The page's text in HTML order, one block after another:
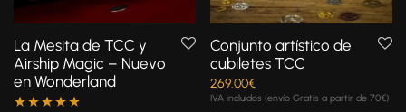
La Mesita de TCC y
Airship Magic – Nuevo
en Wonderland
Conjunto artístico de
cubiletes TCC
269.00€
IVA incluidos (envío Gratis a partir de 70€)